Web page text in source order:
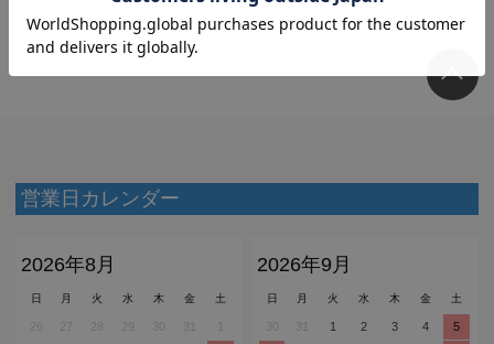
営業日カレンダー
2026年8月
日 月 火 水 木 金 土
30 31
2026年9月
日 月 火 水 木 金 土
30 31 1 2 3 4
5